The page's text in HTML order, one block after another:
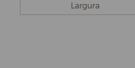
Largura